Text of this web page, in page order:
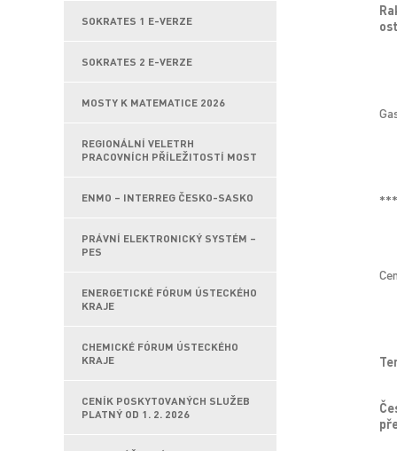
SOKRATES 1 E-VERZE
SOKRATES 2 E-VERZE
MOSTY K MATEMATICE 2026
REGIONÁLNÍ VELETRH
PRACOVNÍCH PŘÍLEŽITOSTÍ MOST
ENMO – INTERREG ČESKO-SASKO
PRÁVNÍ ELEKTRONICKÝ SYSTÉM –
PES
ENERGETICKÉ FÓRUM ÚSTECKÉHO
KRAJE
CHEMICKÉ FÓRUM ÚSTECKÉHO
KRAJE
CENÍK POSKYTOVANÝCH SLUŽEB
PLATNÝ OD 1. 2. 2026
***